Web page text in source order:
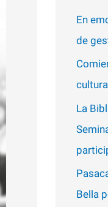
En
de
La
Bella